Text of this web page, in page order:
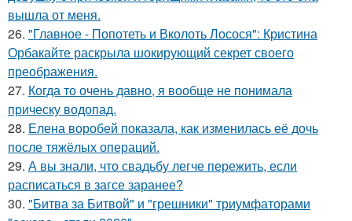
вышла от меня.
26. "Главное - Попотеть и Вколоть Лосося": Кристина
Орбакайте раскрыла шокирующий секрет своего
преображения.
27. Когда то очень давно, я вообще не понимала
прическу водопад.
28. Елена воробей показала, как изменилась её дочь
после тяжёлых операций.
29. А вы знали, что свадьбу легче пережить, если
расписаться в загсе заранее?
30. "Битва за Битвой" и "грешники" триумфаторами